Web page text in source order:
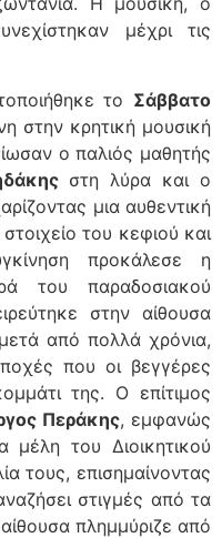
μέχρι τις
το Σάββατο
στην κρητική μουσική
ο παλιός μαθητής
στη λύρα και ο
μια αυθεντική
του κεφιού και
προκάλεσε η
του παραδοσιακού
στην αίθουσα
από πολλά χρόνια,
που οι βεγγέρες
της. Ο επίτιμος
Περάκης, εμφανώς
μέλη του Διοικητικού
τους, επισημαίνοντας
στιγμές από τα
πλημμύριζε από